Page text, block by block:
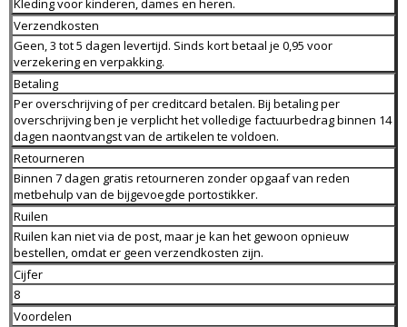
Kleding voor kinderen, dames en heren.
Verzendkosten
Geen, 3 tot 5 dagen levertijd. Sinds kort betaal je 0,95 voor
verzekering en verpakking.
Betaling
Per overschrijving of per creditcard betalen. Bij betaling per
overschrijving ben je verplicht het volledige factuurbedrag binnen 14
dagen naontvangst van de artikelen te voldoen.
Retourneren
Binnen 7 dagen gratis retourneren zonder opgaaf van reden
metbehulp van de bijgevoegde portostikker.
Ruilen
Ruilen kan niet via de post, maar je kan het gewoon opnieuw
bestellen, omdat er geen verzendkosten zijn.
Cijfer
8
Voordelen